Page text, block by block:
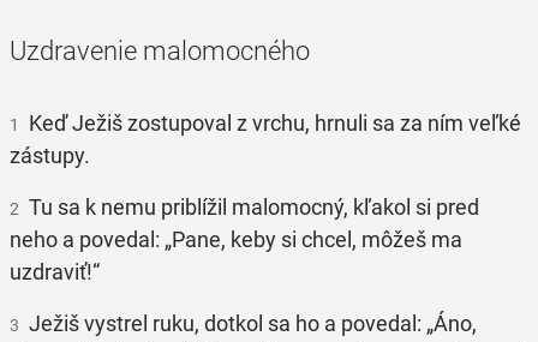
Uzdravenie malomocného
1
Keď Ježiš zostupoval z vrchu, hrnuli sa za ním veľké
zástupy.
2 Tu sa k nemu priblížil malomocný, kľakol si pred
neho a povedal: „Pane, keby si chcel, môžeš ma
uzdraviť!“
3 Ježiš vystrel ruku, dotkol sa ho a povedal: „Áno,